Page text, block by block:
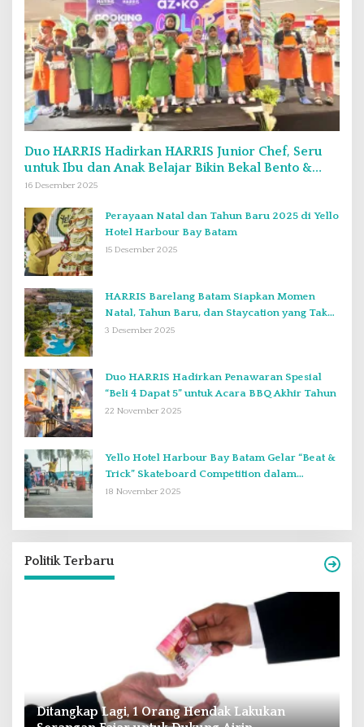
Duo HARRIS Hadirkan HARRIS Junior Chef, Seru
untuk Ibu dan Anak Belajar Bikin Bekal Bento &
Kimbab
16 Desember 2025
Perayaan Natal dan Tahun Baru 2025 di Yello
Hotel Harbour Bay Batam
15 Desember 2025
HARRIS Barelang Batam Siapkan Momen
Natal, Tahun Baru, dan Staycation yang Tak
Terlupakan di Desember 2025
3 Desember 2025
Duo HARRIS Hadirkan Penawaran Spesial
“Beli 4 Dapat 5” untuk Acara BBQ Akhir Tahun
22 November 2025
Yello Hotel Harbour Bay Batam Gelar “Beat &
Trick” Skateboard Competition dalam
Perayaan Anniversary ke-2
18 November 2025
Politik Terbaru
Andra Soni : Perbaiki Pendidikan dan